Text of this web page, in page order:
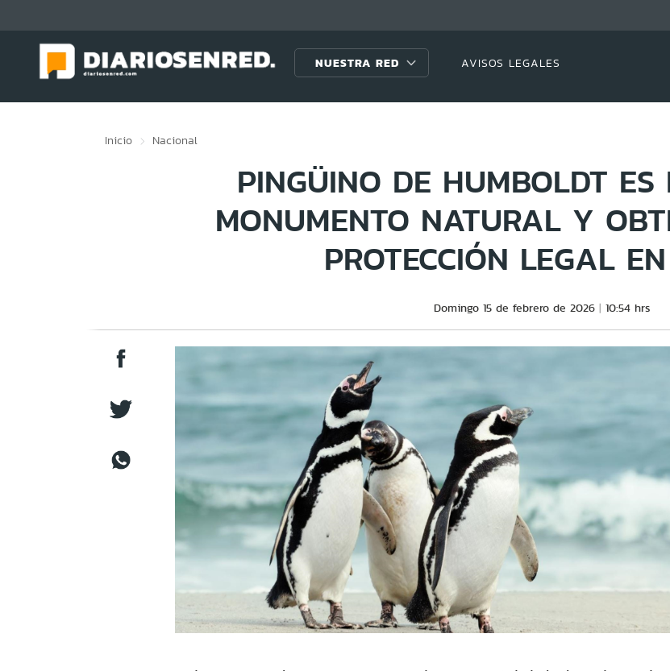
NUESTRA RED AVISOS LEGALES
Inicio Nacional
PINGÜINO DE HUMBOLDT ES
MONUMENTO NATURAL Y
PROTECCIÓN LEGAL
Domingo 15 de febrero de 2026 10:54 hrs